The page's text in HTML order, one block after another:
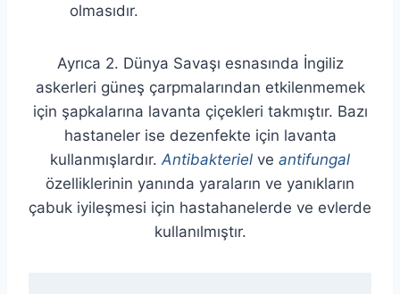
olmasıdır.
Ayrıca 2. Dünya Savaşı esnasında İngiliz
askerleri güneş çarpmalarından etkilenmemek
için şapkalarına lavanta çiçekleri takmıştır. Bazı
hastaneler ise dezenfekte için lavanta
kullanmışlardır. Antibakteriel ve antifungal
özelliklerinin yanında yaraların ve yanıkların
çabuk iyileşmesi için hastahanelerde ve evlerde
kullanılmıştır.